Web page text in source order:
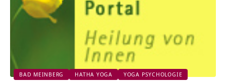
BAD MEINBERG HATHA YOGA YOGA PSYCHOLOGIE